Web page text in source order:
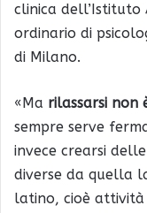
clinica dell’Istituto
ordinario di
di Milano.
«Ma rilassarsi non
sempre serve
invece crearsi
diverse da quella
latino, cioè attività